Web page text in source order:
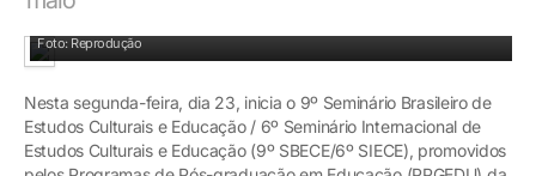
Foto: Reprodução
Nesta segunda-feira, dia 23, inicia o 9º Seminário Brasileiro de
Estudos Culturais e Educação / 6º Seminário Internacional de
Estudos Culturais e Educação (9º SBECE/6º SIECE), promovidos